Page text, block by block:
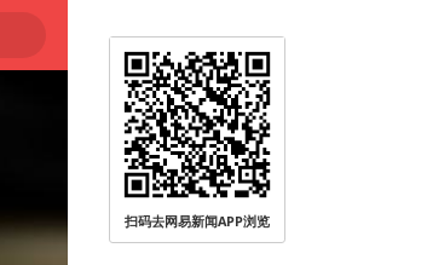
扫码去网易新闻APP浏览